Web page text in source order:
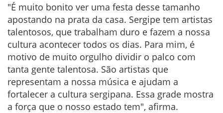
"É muito bonito ver uma festa desse tamanho
apostando na prata da casa. Sergipe tem artistas
talentosos, que trabalham duro e fazem a nossa
cultura acontecer todos os dias. Para mim, é
motivo de muito orgulho dividir o palco com
tanta gente talentosa. São artistas que
representam a nossa música e ajudam a
fortalecer a cultura sergipana. Essa grade mostra
a força que o nosso estado tem", afirma.